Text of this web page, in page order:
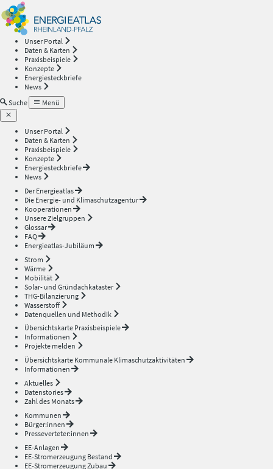
Unser Portal
Daten & Karten
Praxisbeispiele
Konzepte
Energiesteckbriefe
News
Suche
Menü
Unser Portal
Daten & Karten
Praxisbeispiele
Konzepte
Energiesteckbriefe
News
Der Energieatlas
Die Energie- und Klimaschutzagentur
Kooperationen
Unsere Zielgruppen
Glossar
FAQ
Energieatlas-Jubiläum
Strom
Wärme
Mobilität
Solar- und Gründachkataster
THG-Bilanzierung
Wasserstoff
Datenquellen und Methodik
Übersichtskarte Praxisbeispiele
Informationen
Projekte melden
Übersichtskarte Kommunale Klimaschutzaktivitäten
Informationen
Aktuelles
Datenstories
Zahl des Monats
Kommunen
Bürger:innen
Presseverteter:innen
EE-Anlagen
EE-Stromerzeugung Bestand
EE-Stromerzeugung Zubau